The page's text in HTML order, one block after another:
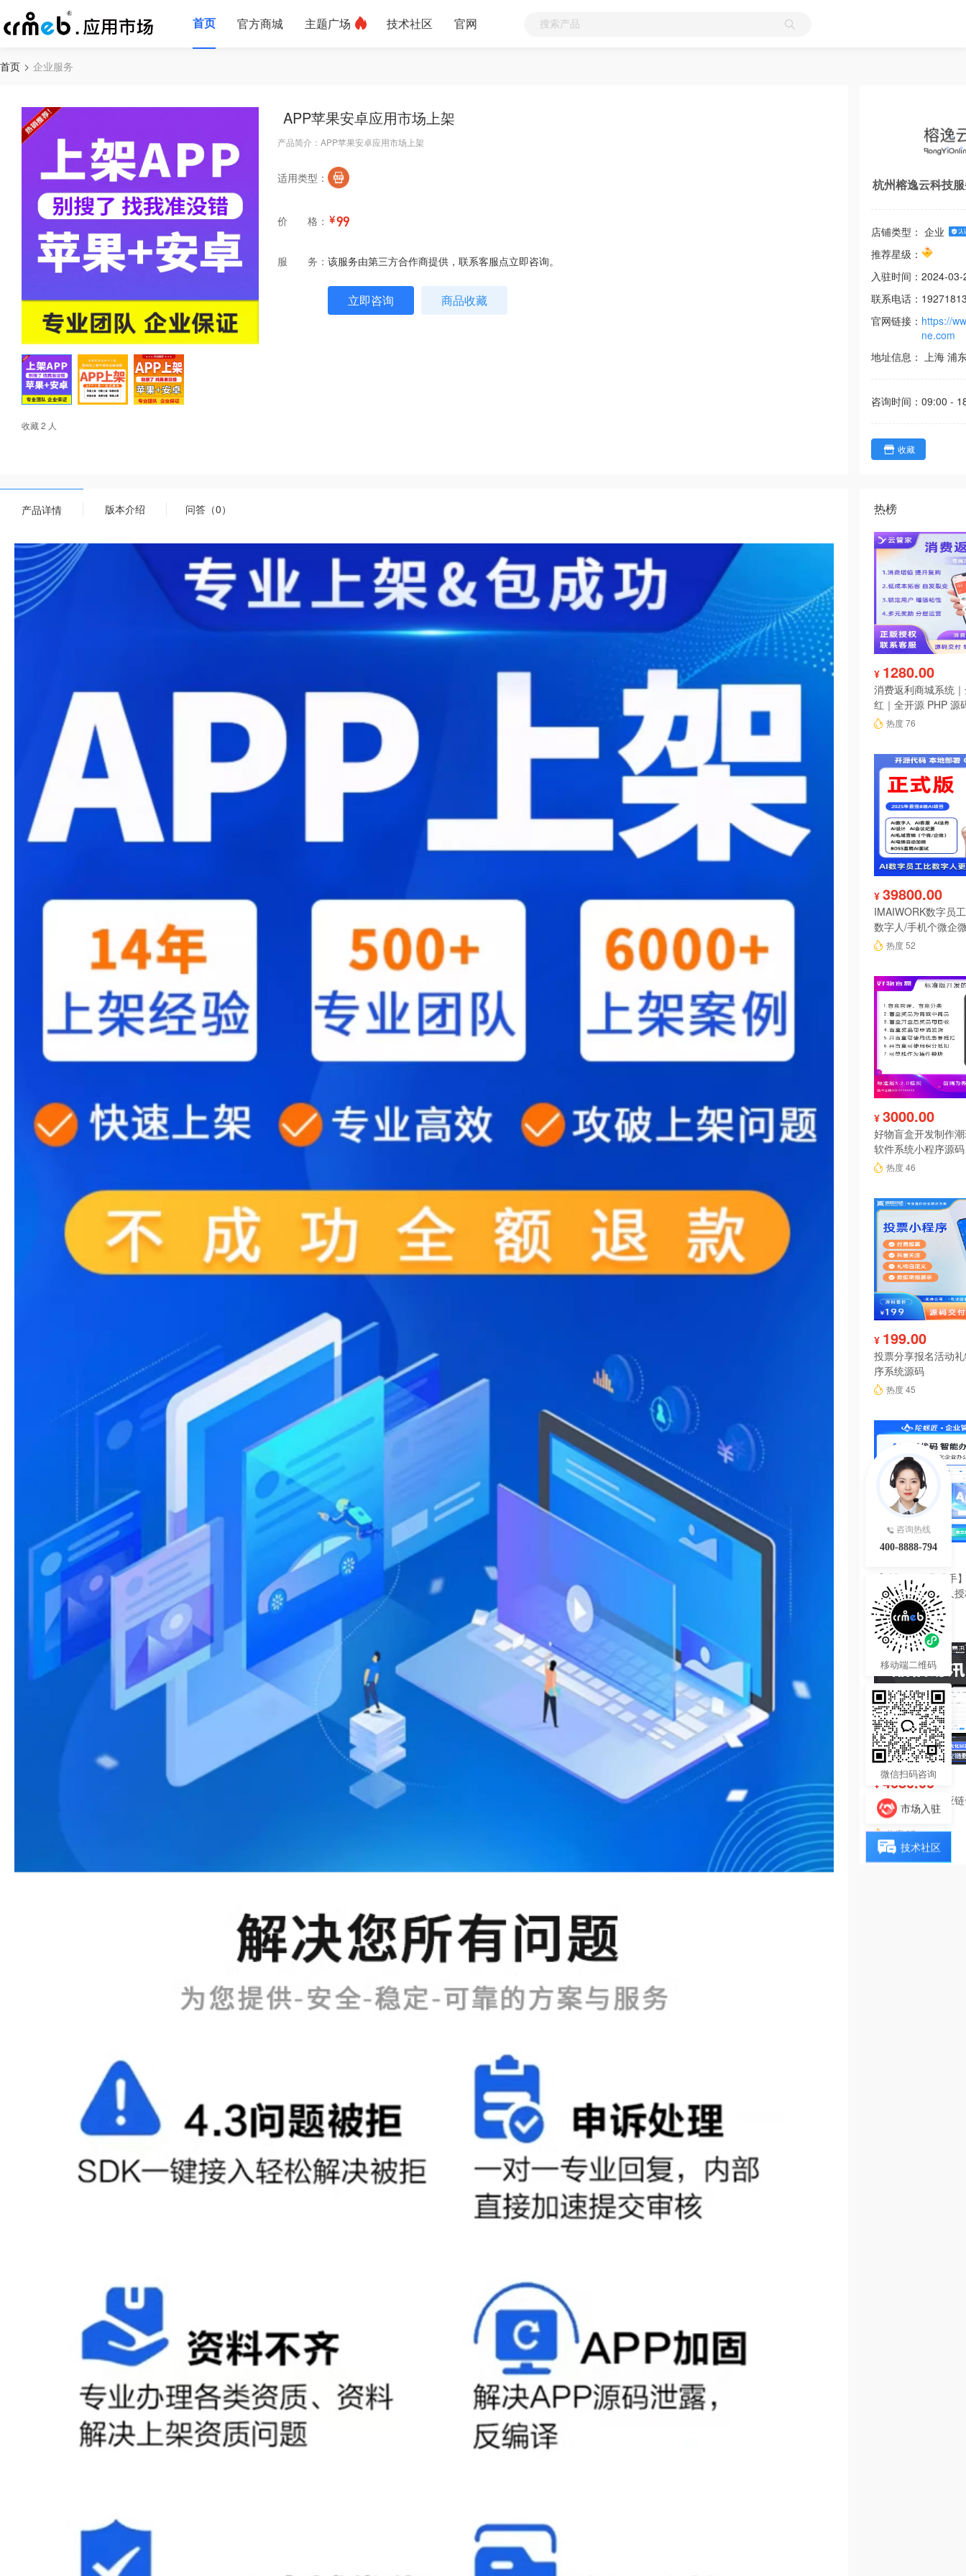
首页 官方商城 主题广场 技术社区 官网
首页 企业服务
收藏 2 人
APP苹果安卓应用市场上架
产品简介：APP苹果安卓应用市场上架
适用类型：
价 格： ￥99
服 务： 该服务由第三方合作商提供，联系客服点立即咨询。
立即咨询 商品收藏
杭州榕逸云科技
店铺类型： 企业
推荐星级：
入驻时间： 2024-03-
联系电话：
官网链接： https://
ne.com
地址信息： 上海 浦
咨询时间： 09:00 -
收藏
产品详情 版本介绍 问答（0） 热榜
¥ 1280.00
消费返利商城系统
红｜全开源 PHP 源
热度 76
¥ 39800.00
IMAIWORK数字员
数字人/手机个微企
陪练/电销/客服/法
热度 52
¥ 3000.00
好物盲盒开发制作
软件系统小程序源码
热度 46
¥ 199.00
投票分享报名活动
序系统源码
热度 45
【陀螺匠·企业助手
理系统独立版永久
热度 45
¥ 4680.00
酷柚易汛ERP供应
系统
热度 37
咨询热线
400-8888-794
移动端二维码
微信扫码咨询
市场入驻
技术社区